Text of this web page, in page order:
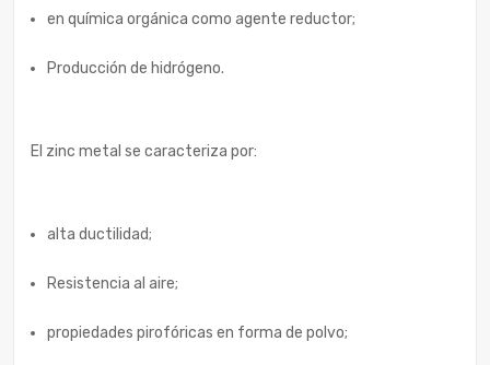
en química orgánica como agente reductor;
Producción de hidrógeno.
El zinc metal se caracteriza por:
alta ductilidad;
Resistencia al aire;
propiedades pirofóricas en forma de polvo;